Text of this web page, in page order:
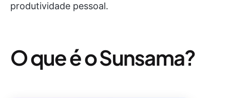
produtividade pessoal.
O que é o Sunsama?